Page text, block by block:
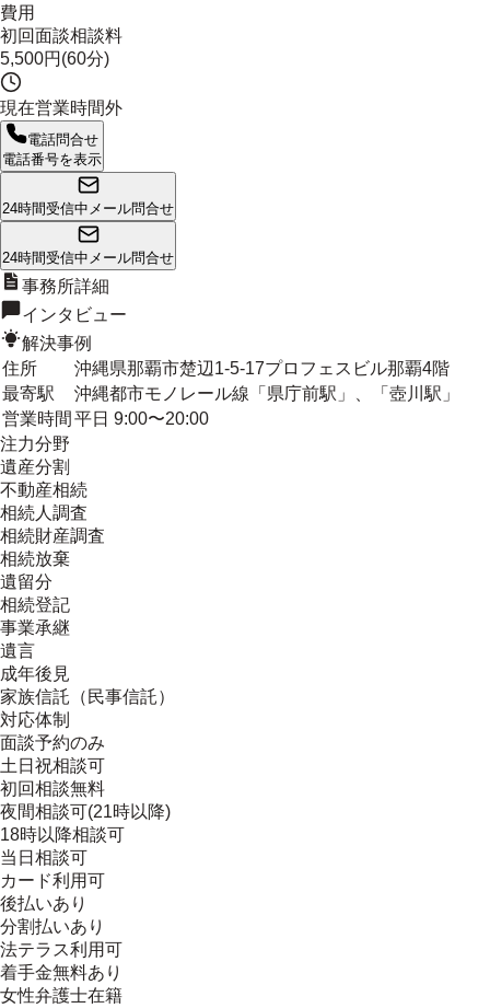
費用
初回面談相談料
5,500円(60分)
現在営業時間外
電話問合せ
電話番号を表示
24時間受信中 メール問合せ
24時間受信中 メール問合せ
事務所詳細
インタビュー
解決事例
住所
沖縄県那覇市楚辺1-5-17プロフェスビル那覇4階
最寄駅
沖縄都市モノレール線「県庁前駅」、「壺川駅」
営業時間 平日 9:00〜20:00
注力分野
遺産分割
不動産相続
相続人調査
相続財産調査
相続放棄
遺留分
相続登記
事業承継
遺言
成年後見
家族信託（民事信託）
対応体制
面談予約のみ
土日祝相談可
初回相談無料
夜間相談可(21時以降)
18時以降相談可
当日相談可
カード利用可
後払いあり
分割払いあり
法テラス利用可
着手金無料あり
女性弁護士在籍